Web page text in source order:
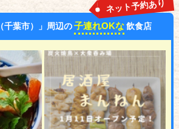
千葉市）」周辺の子連れOKな 飲食店
ネット予約あり